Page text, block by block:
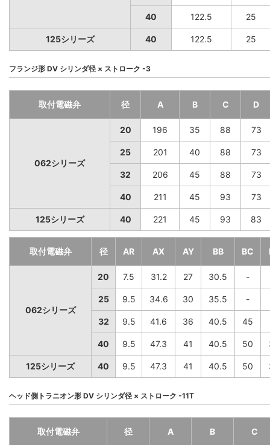
40 122.5 25
125シリーズ 40 122.5 25
フランジ形 DV シリンダ径 × ストローク -3
取付電磁弁 径 A B C D
062シリーズ
20 196 35 88 73
25 201 40 88 73
32 206 45 88 73
40 211 45 93 73
125シリーズ 40 221 45 93 83
取付電磁弁 径 AR AX AY BB BC
062シリーズ
20 7.5 31.2 27 30.5 -
25 9.5 34.6 30 35.5 -
32 9.5 41.6 36 40.5 45
40 9.5 47.3 41 40.5 50
125シリーズ 40 9.5 47.3 41 40.5 50
ヘッド側トラニオン形 DV シリンダ径 × ストローク -11T
取付電磁弁 径 A B C